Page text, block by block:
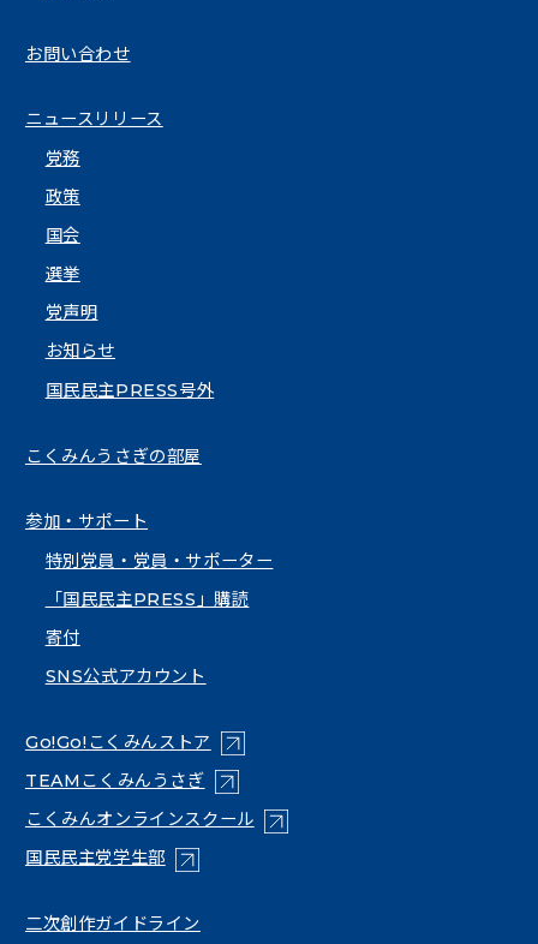
お問い合わせ
ニュースリリース
党務
政策
国会
選挙
党声明
お知らせ
国民民主PRESS号外
こくみんうさぎの部屋
参加・サポート
特別党員・党員・サポーター
「国民民主PRESS」購読
寄付
SNS公式アカウント
Go!Go!こくみんストア （新しいタブで開く）
TEAMこくみんうさぎ（新しいタブで開く）
こくみんオンラインスクール（新しいタブで開く）
国民民主党学生部（新しいタブで開く）
二次創作ガイドライン